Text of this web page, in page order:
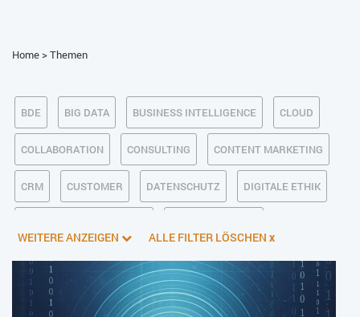
Home>Themen
BDE BIG DATA BUSINESS INTELLIGENCE CLOUD
COLLABORATION CONSULTING CONTENT MARKETING
CRM CUSTOMER DATENSCHUTZ DIGITALE ETHIK
E-BUSINESS ECM/DMS E-COMMERCE EINKAUF
ERP FALLSTUDIEN FERTIGUNG FINANZSOFTWARE
WEITERE ANZEIGEN ALLE FILTER LÖSCHEN x